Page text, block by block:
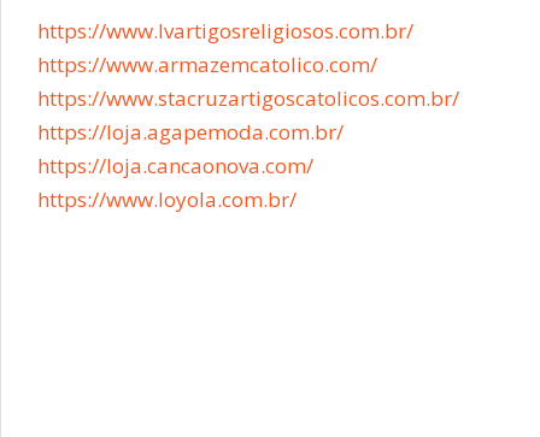
https://www.lvartigosreligiosos.com.br/
https://www.armazemcatolico.com/
https://www.stacruzartigoscatolicos.com.br/
https://loja.agapemoda.com.br/
https://loja.cancaonova.com/
https://www.loyola.com.br/